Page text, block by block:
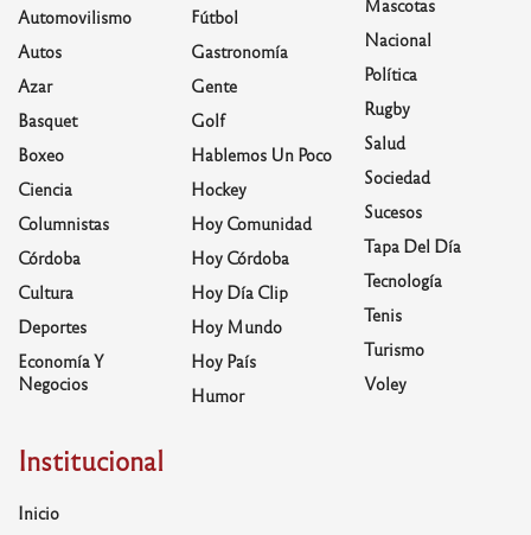
Automovilismo
Autos
Azar
Basquet
Boxeo
Ciencia
Columnistas
Córdoba
Cultura
Deportes
Economía Y
Negocios
Fútbol
Gastronomía
Gente
Golf
Hablemos Un Poco
Hockey
Hoy Comunidad
Hoy Córdoba
Hoy Día Clip
Hoy Mundo
Hoy País
Humor
Mascotas
Nacional
Política
Rugby
Salud
Sociedad
Sucesos
Tapa Del Día
Tecnología
Tenis
Turismo
Voley
Institucional
Inicio